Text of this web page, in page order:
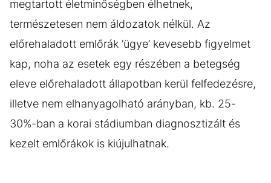
megtartott életminőségben élhetnek,
természetesen nem áldozatok nélkül. Az
előrehaladott emlőrák ’ügye’ kevesebb figyelmet
kap, noha az esetek egy részében a betegség
eleve előrehaladott állapotban kerül felfedezésre,
illetve nem elhanyagolható arányban, kb. 25-
30%-ban a korai stádiumban diagnosztizált és
kezelt emlőrákok is kiújulhatnak.